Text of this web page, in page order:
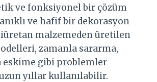
ve fonksiyonel bir çözüm
ve hafif bir dekorasyon
malzemeden üretilen
zamanla sararma,
eskime gibi problemler
yıllar kullanılabilir.